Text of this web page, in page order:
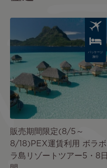
パッケージ
旅行
販売期間限定(8/5～
8/18)PEX運賃利用 ボラボ
ラ島リゾートツアー5・8日